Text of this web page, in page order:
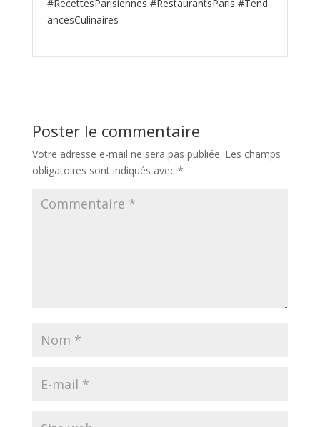
#RecettesParisiennes #RestaurantsParis #Tend
ancesCulinaires
Poster le commentaire
Votre adresse e-mail ne sera pas publiée. Les champs
obligatoires sont indiqués avec *